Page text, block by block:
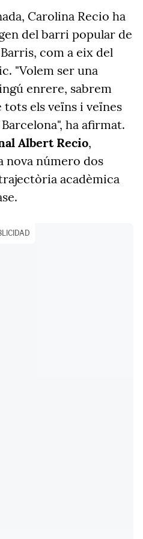
Carolina Recio ha
del barri popular de
com a eix del
"Volem ser una
enrere, sabrem
els veïns i veïnes
ha afirmat.
Albert Recio,
nova número dos
acadèmica